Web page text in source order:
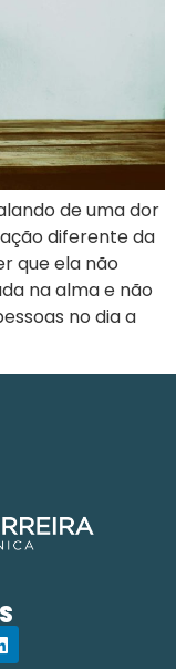
de uma dor
diferente da
que ela não
na alma e não
no dia a